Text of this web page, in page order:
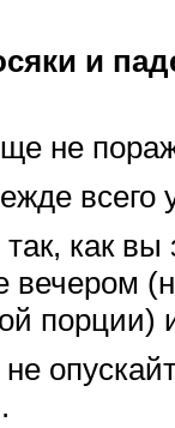
и
не
всего
как
вечером
порции)